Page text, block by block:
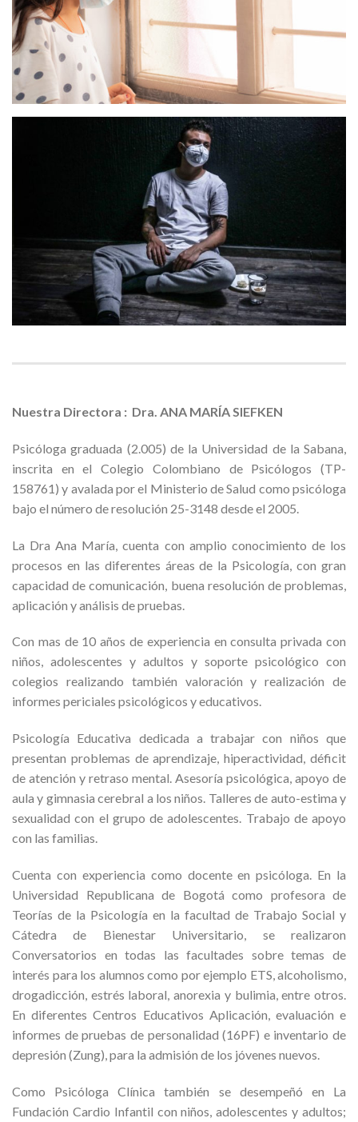
Nuestra Directora : Dra. ANA MARÍA SIEFKEN
Psicóloga graduada (2.005) de la Universidad de la Sabana,
inscrita en el Colegio Colombiano de Psicólogos (TP-
158761) y avalada por el Ministerio de Salud como psicóloga
bajo el número de resolución 25-3148 desde el 2005.
La Dra Ana María, cuenta con amplio conocimiento de los
procesos en las diferentes áreas de la Psicología, con gran
capacidad de comunicación, buena resolución de problemas,
aplicación y análisis de pruebas.
Con mas de 10 años de experiencia en consulta privada con
niños, adolescentes y adultos y soporte psicológico con
colegios realizando también valoración y realización de
informes periciales psicológicos y educativos.
Psicología Educativa dedicada a trabajar con niños que
presentan problemas de aprendizaje, hiperactividad, déficit
de atención y retraso mental. Asesoría psicológica, apoyo de
aula y gimnasia cerebral a los niños. Talleres de auto-estima y
sexualidad con el grupo de adolescentes. Trabajo de apoyo
con las familias.
Cuenta con experiencia como docente en psicóloga. En la
Universidad Republicana de Bogotá como profesora de
Teorías de la Psicología en la facultad de Trabajo Social y
Cátedra de Bienestar Universitario, se realizaron
Conversatorios en todas las facultades sobre temas de
interés para los alumnos como por ejemplo ETS, alcoholismo,
drogadicción, estrés laboral, anorexia y bulimia, entre otros.
En diferentes Centros Educativos Aplicación, evaluación e
informes de pruebas de personalidad (16PF) e inventario de
depresión (Zung), para la admisión de los jóvenes nuevos.
Como Psicóloga Clínica también se desempeñó en La
Fundación Cardio Infantil con niños, adolescentes y adultos;